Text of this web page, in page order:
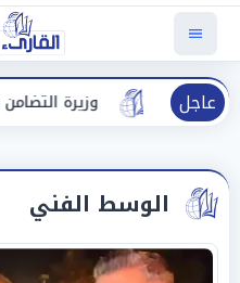
عاجلوزيرة التضامن تقرر دعم
الوسط الفني